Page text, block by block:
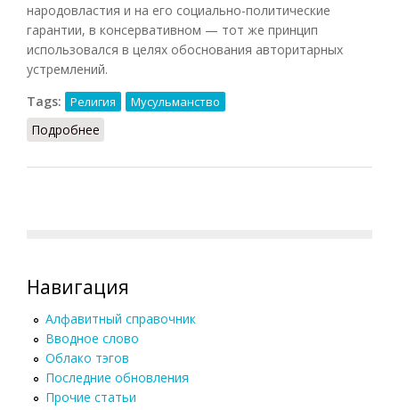
народовластия и на его социально-политические
гарантии, в консервативном — тот же принцип
использовался в целях обоснования авторитарных
устремлений.
Tags:
Религия Мусульманство
Подробнее
Навигация
Алфавитный справочник
Вводное слово
Облако тэгов
Последние обновления
Прочие статьи